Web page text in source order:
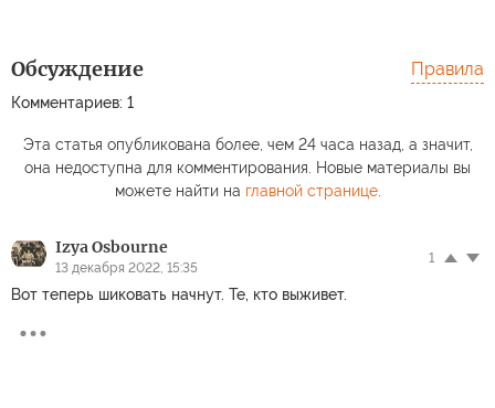
Обсуждение
Комментариев: 1
Правила
Эта статья опубликована более, чем 24 часа назад, а значит,
она недоступна для комментирования. Новые материалы вы
можете найти на главной странице.
Izya Osbourne
13 декабря 2022, 15:35
1
Вот теперь шиковать начнут. Те, кто выживет.